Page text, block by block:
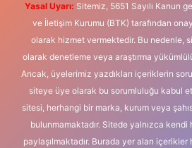
Yasal Uyarı: Sitemiz, 5651 Sayılı Kanun
ve İletişim Kurumu (BTK) tarafından
olarak hizmet vermektedir. Bu nedenle,
olarak denetleme veya araştırma
Ancak, üyelerimiz yazdıkları içeriklerin
siteye üye olarak bu sorumluluğu kabul
sitesi, herhangi bir marka, kurum veya
bulunmamaktadır. Sitede yalnızca kendi
paylaşılmaktadır. Burada yer alan